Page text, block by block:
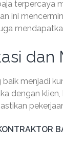
terpercaya
ini
dan
baik menjadi
dengan